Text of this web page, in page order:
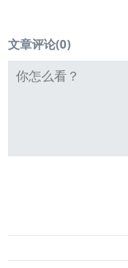
文章评论(0)